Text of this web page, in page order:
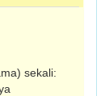
sekali: